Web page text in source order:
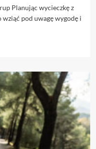
Planując wycieczkę z
pod uwagę wygodę i